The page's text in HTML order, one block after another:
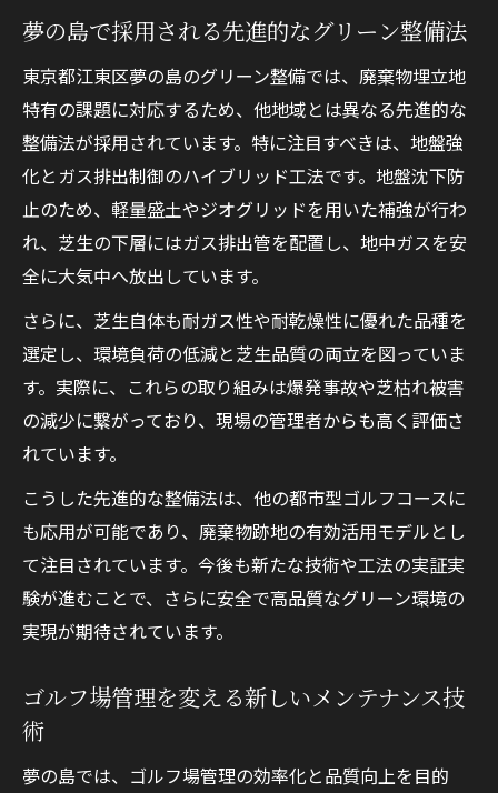
夢の島で採用される先進的なグリーン整備法
東京都江東区夢の島のグリーン整備では、廃棄物埋立地
特有の課題に対応するため、他地域とは異なる先進的な
整備法が採用されています。特に注目すべきは、地盤強
化とガス排出制御のハイブリッド工法です。地盤沈下防
止のため、軽量盛土やジオグリッドを用いた補強が行わ
れ、芝生の下層にはガス排出管を配置し、地中ガスを安
全に大気中へ放出しています。
さらに、芝生自体も耐ガス性や耐乾燥性に優れた品種を
選定し、環境負荷の低減と芝生品質の両立を図っていま
す。実際に、これらの取り組みは爆発事故や芝枯れ被害
の減少に繋がっており、現場の管理者からも高く評価さ
れています。
こうした先進的な整備法は、他の都市型ゴルフコースに
も応用が可能であり、廃棄物跡地の有効活用モデルとし
て注目されています。今後も新たな技術や工法の実証実
験が進むことで、さらに安全で高品質なグリーン環境の
実現が期待されています。
ゴルフ場管理を変える新しいメンテナンス技
術
夢の島では、ゴルフ場管理の効率化と品質向上を目的